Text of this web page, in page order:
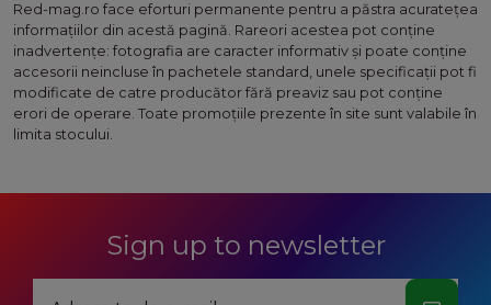
Red-mag.ro face eforturi permanente pentru a păstra acurateţea
informaţiilor din acestă pagină. Rareori acestea pot conţine
inadvertenţe: fotografia are caracter informativ şi poate conţine
accesorii neincluse în pachetele standard, unele specificaţii pot fi
modificate de catre producător fără preaviz sau pot conţine
erori de operare. Toate promoţiile prezente în site sunt valabile în
limita stocului.
Sign up to newsletter